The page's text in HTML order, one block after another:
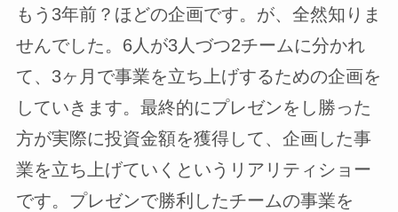
もう3年前？ほどの企画です。が、全然知りま
せんでした。6人が3人づつ2チームに分かれ
て、3ヶ月で事業を立ち上げするための企画を
していきます。最終的にプレゼンをし勝った
方が実際に投資金額を獲得して、企画した事
業を立ち上げていくというリアリティショー
です。プレゼンで勝利したチームの事業を